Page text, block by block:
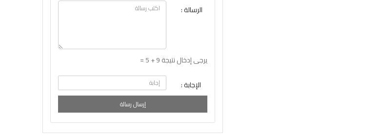
الرسالة :
يرجى إدخال نتيجة 9 + 5 =
الإجابة :
إرسال رسالة